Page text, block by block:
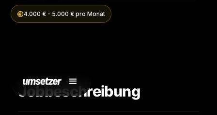
4.000 € - 5.000 € pro Monat
Jobbeschreibung